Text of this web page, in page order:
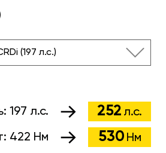
(197 л.с.)
197 л.с. 252 л.с.
422 Нм 530 Нм